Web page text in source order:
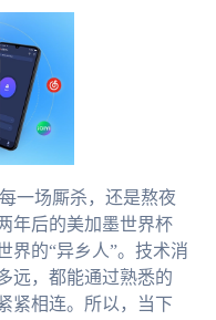
一场厮杀，还是熬夜
年后的美加墨世界杯
界的“异乡人”。技术消
远，都能通过熟悉的
紧相连。所以，当下